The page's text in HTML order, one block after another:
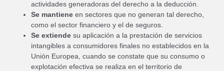
actividades generadoras del derecho a la deducción.
Se mantiene en sectores que no generan tal derecho,
como el sector financiero y el de seguros.
Se extiende su aplicación a la prestación de servicios
intangibles a consumidores finales no establecidos en la
Unión Europea, cuando se constate que su consumo o
explotación efectiva se realiza en el territorio de